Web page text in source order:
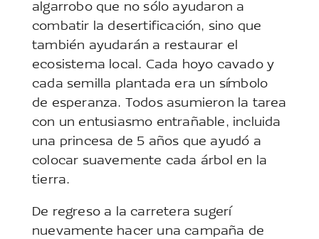
algarrobo que no sólo ayudaron a
combatir la desertificación, sino que
también ayudarán a restaurar el
ecosistema local. Cada hoyo cavado y
cada semilla plantada era un símbolo
de esperanza. Todos asumieron la tarea
con un entusiasmo entrañable, incluida
una princesa de 5 años que ayudó a
colocar suavemente cada árbol en la
tierra.
De regreso a la carretera sugerí
nuevamente hacer una campaña de